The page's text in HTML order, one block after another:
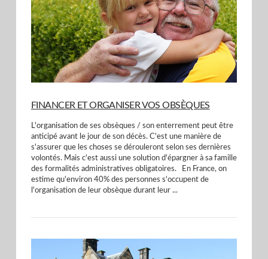
FINANCER ET ORGANISER VOS OBSÈQUES
L'organisation de ses obsèques / son enterrement peut être
anticipé avant le jour de son décès. C'est une manière de
s'assurer que les choses se dérouleront selon ses dernières
volontés. Mais c'est aussi une solution d'épargner à sa famille
des formalités administratives obligatoires. En France, on
estime qu'environ 40% des personnes s'occupent de
l'organisation de leur obsèque durant leur ...